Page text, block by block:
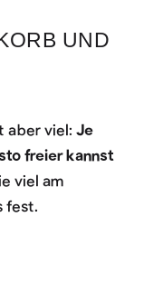
UND
aber viel: Je
freier kannst
viel am
fest.